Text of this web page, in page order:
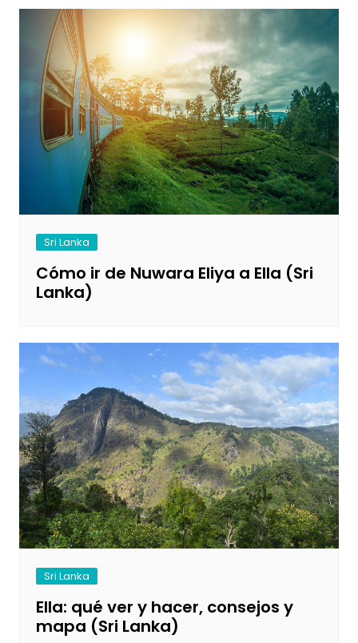
Sri Lanka
Cómo ir de Nuwara Eliya a Ella (Sri
Lanka)
Sri Lanka
Ella: qué ver y hacer, consejos y
mapa (Sri Lanka)